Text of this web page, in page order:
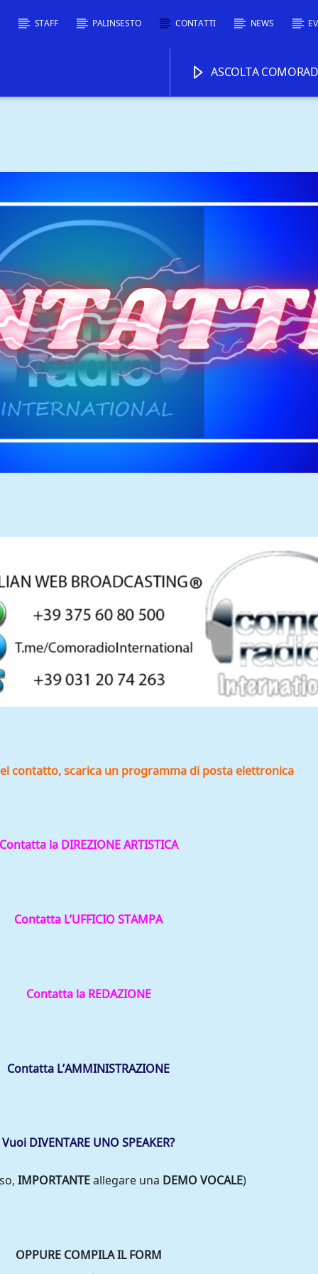
STAFF PALINSESTO CONTATTI NEWS
ASCOLTA
contatto, scarica un programma di posta elettronica
la DIREZIONE ARTISTICA
Contatta L’UFFICIO STAMPA
Contatta la REDAZIONE
Contatta L’AMMINISTRAZIONE
Vuoi DIVENTARE UNO SPEAKER?
IMPORTANTEallegare una DEMO VOCALE)
OPPURE COMPILA IL FORM